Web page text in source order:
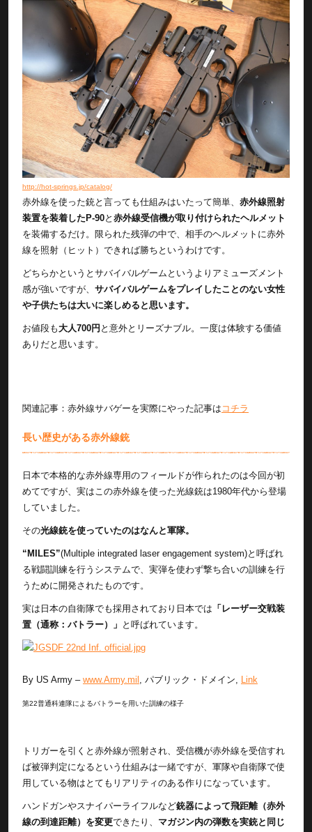
http://hot-springs.jp/catalog/
赤外線を使った銃と言っても仕組みはいたって簡単、 赤外線照射
装置を装着したP-90と 赤外線受信機が取り付けられたヘルメット
を装備するだけ。限られた残弾の中で、相手のヘルメットに赤外
線を照射（ヒット）できれば勝ちというわけです。
どちらかというとサバイバルゲームというよりアミューズメント
感が強いですが、 サバイバルゲームをプレイしたことのない女性
や子供たちは大いに楽しめると思います。
お値段も大人700円 と意外とリーズナブル。一度は体験する価値
ありだと思います。
関連記事：赤外線サバゲーを実際にやった記事は コチラ
長い歴史がある赤外線銃
日本で本格的な赤外線専用のフィールドが作られたのは今回が初
めてですが、実はこの赤外線を使った光線銃は1980年代から登場
していました。
その光線銃を使っていたのはなんと軍隊。
“MILES”(Multiple integrated laser engagement system)と呼ばれ
る戦闘訓練を行うシステムで、実弾を使わず撃ち合いの訓練を行
うために開発されたものです。
実は日本の自衛隊でも採用されており日本では 「レーザー交戦装
置（通称：バトラー）」 と呼ばれています。
By US Army – www.Army.mil , パブリック・ドメイン, Link
第22普通科連隊によるバトラーを用いた訓練の様子
トリガーを引くと赤外線が照射され、受信機が赤外線を受信すれ
ば被弾判定になるという仕組みは一緒ですが、軍隊や自衛隊で使
用している物はとてもリアリティのある作りになっています。
ハンドガンやスナイパーライフルなど銃器によって飛距離（赤外
線の到達距離）を変更できたり、 マガジン内の弾数を実銃と同じ